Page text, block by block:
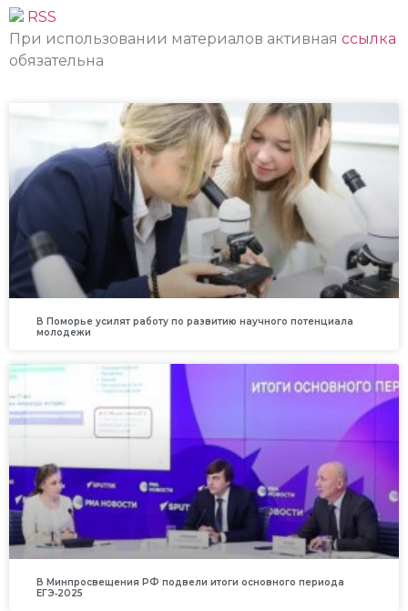
RSS
При использовании материалов активная ссылка
обязательна
В Поморье усилят работу по развитию научного потенциала
молодежи
В Минпросвещения РФ подвели итоги основного периода
ЕГЭ‑2025